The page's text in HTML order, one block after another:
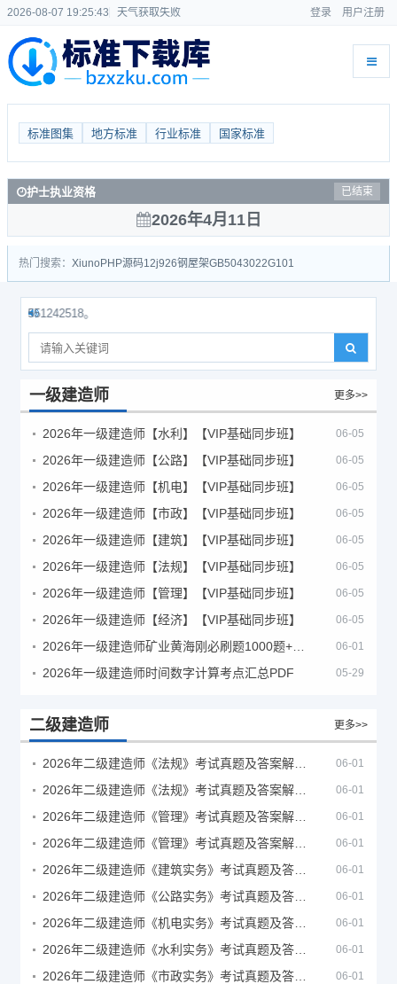
2026-08-07 19:25:44 天气获取失败 登录 用户注册
标准图集 地方标准 行业标准 国家标准
护士执业资格 已结束
2026年4月11日
热门搜索： Xiuno PHP源码12j926钢屋架GB5043022G101
。
一级建造师 更多>>
2026年一级建造师【水利】【VIP基础同步班】 06-05
2026年一级建造师【公路】【VIP基础同步班】 06-05
2026年一级建造师【机电】【VIP基础同步班】 06-05
2026年一级建造师【市政】【VIP基础同步班】 06-05
2026年一级建造师【建筑】【VIP基础同步班】 06-05
2026年一级建造师【法规】【VIP基础同步班】 06-05
2026年一级建造师【管理】【VIP基础同步班】 06-05
2026年一级建造师【经济】【VIP基础同步班】 06-05
06-01
2026年一级建造师时间数字计算考点汇总PDF 05-29
二级建造师 更多>>
06-01
06-01
06-01
06-01
06-01
06-01
06-01
06-01
06-01